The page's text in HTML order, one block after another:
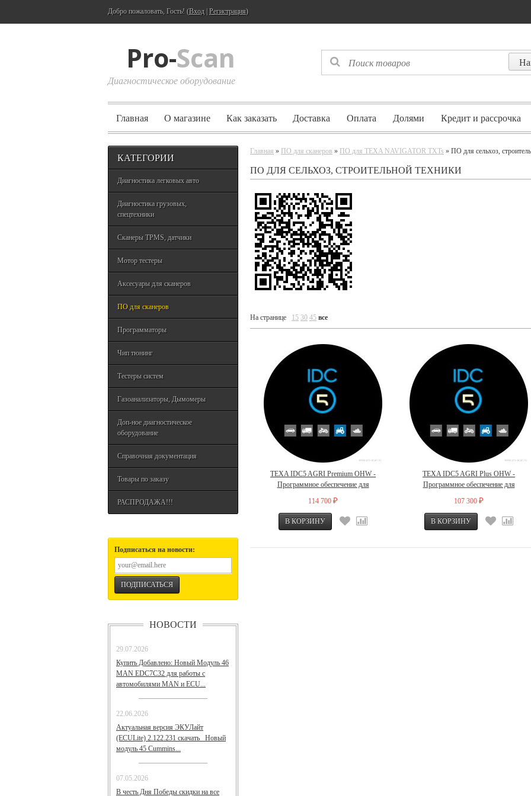
Добро пожаловать, Гость! (Вход Регистрация)
Pro-Scan
Диагностическое оборудование
Главная О магазине Как заказать Доставка Оплата Долями Кредит и рассрочка
КАТЕГОРИИ
Диагностика легковых авто
Диагностика грузовых,
спецтехники
Сканеры TPMS, датчики
Мотор тестеры
Аксесуары для сканеров
ПО для сканеров
Программаторы
Чип тюнинг
Тестеры систем
Газоанализаторы, Дымомеры
Доп-ное диагностическое
оборудование
Справочная документация
Товары по заказу
РАСПРОДАЖА!!!
Подписаться на новости:
НОВОСТИ
29.07.2026
Купить Добавлено: Новый Модуль 46
MAN EDC7C32 для работы с
автомобилями MAN и ECU...
22.06.2026
Актуальная версия ЭКУЛайт
(ECULite) 2.122.231 скачать Новый
модуль 45 Cummins...
07.05.2026
В честь Дня Победы скидки на все
Главная » ПО для сканеров » ПО для TEXA NAVIGATOR TXTs » ПО для сельхоз,
ПО ДЛЯ СЕЛЬХОЗ, СТРОИТЕЛЬНОЙ ТЕХНИКИ
На странице 15 30 45 все
TEXA IDC5 AGRI Premium OHW -
Программное обеспечение для
техники
114 700 ₽
TEXA IDC5 AGRI Plus OHW -
Программное обеспечение для
техники
107 300 ₽